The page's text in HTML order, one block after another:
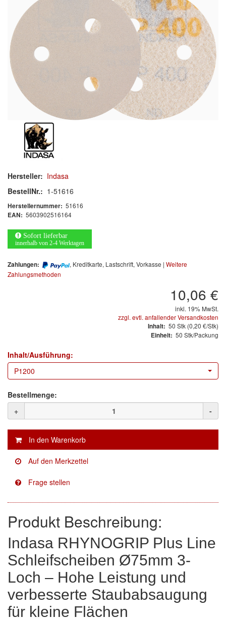
Schleif-Handpads
Zubehör/Hilfsmittel
Kleben & Beschichten
Abdecken
Spachteln
Lackieren
Polieren
Werkzeug & Maschinen
Reinigen
Arbeitsschutz
Luftfilter
Mischfarben
3M
(1)
E-D
(1)
EVERCOAT
(113)
Indasa
(2)
KWASNY
(8)
Mirka
(1)
no-name
(1)
Novol
Hersteller: Indasa
BestellNr.: 1-51616
Herstellernummer: 51616
EAN: 5603902516164
Sofort lieferbar
innerhalb von 2-4 Werktagen
Zahlungen: , Kreditkarte, Lastschrift, Vorkasse | Weitere
Zahlungsmethoden
10,06 €
inkl. 19% MwSt.
zzgl. evtl. anfallender Versandkosten
Inhalt: 50 Stk (0,20 €/Stk)
Einheit: 50 Stk/Packung
Inhalt/Ausführung:
P1200
Bestellmenge:
+
-
Produkt Beschreibung:
Indasa RHYNOGRIP Plus Line
Schleifscheiben Ø75mm 3-
Loch – Hohe Leistung und
verbesserte Staubabsaugung
für kleine Flächen